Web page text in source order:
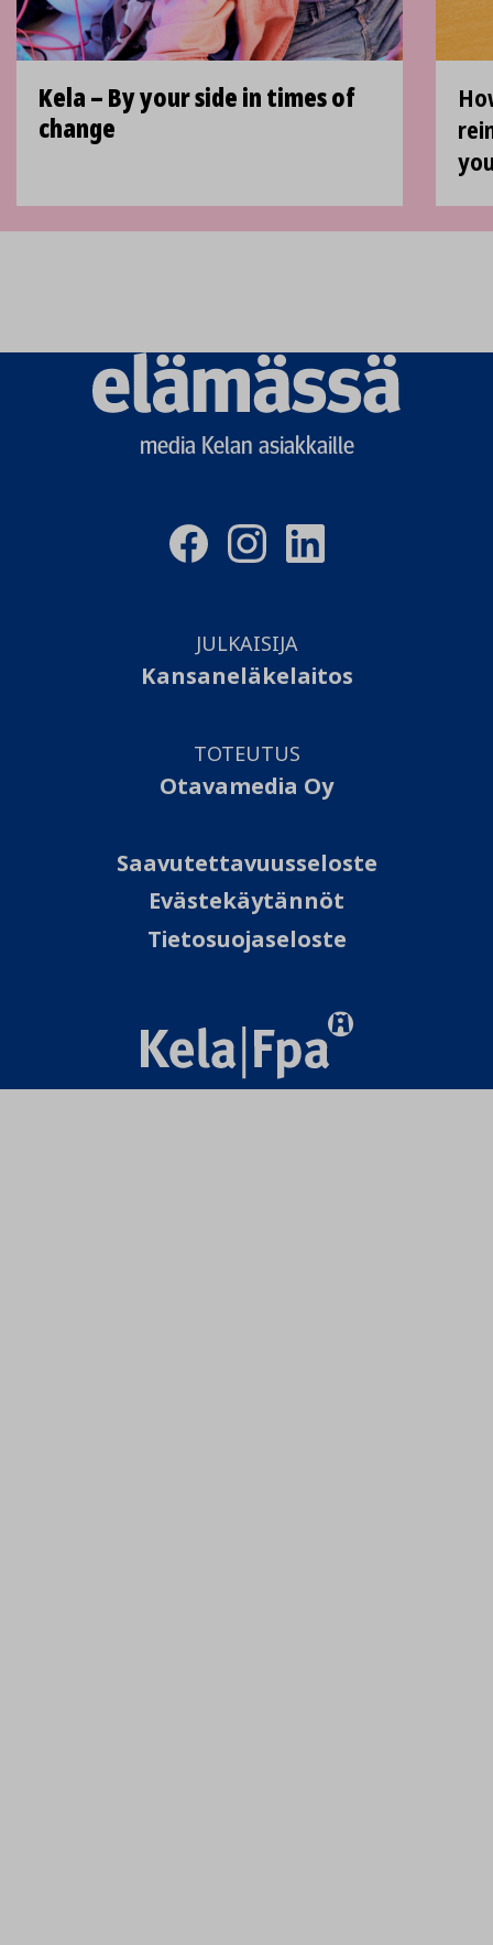
Kela ­­– By your side in times of
change
Elämässä
logo
media Kelan asiakkaille
JULKAISIJA
Kansaneläkelaitos
TOTEUTUS
Otavamedia Oy
Saavutettavuusseloste
Evästekäytännöt
Tietosuojaseloste